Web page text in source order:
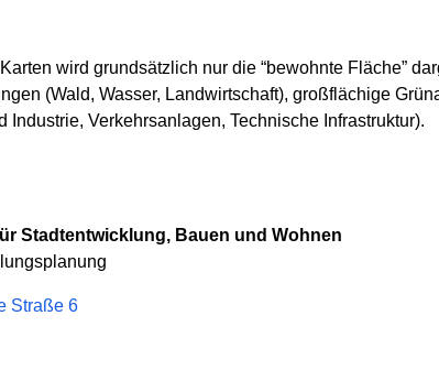
wird grundsätzlich nur die “bewohnte Fläche”
(Wald, Wasser, Landwirtschaft), großflächige
Industrie, Verkehrsanlagen, Technische Infrastruktur).
Stadtentwicklung, Bauen und Wohnen
Straße 6